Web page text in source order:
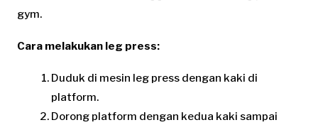
gym.
Cara melakukan leg press:
Duduk di mesin leg press dengan kaki di
platform.
Dorong platform dengan kedua kaki sampai